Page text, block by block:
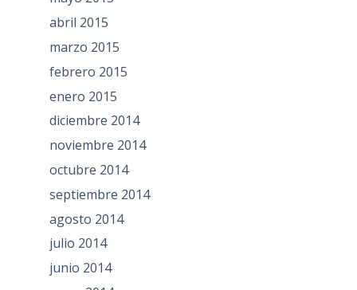
abril 2015
marzo 2015
febrero 2015
enero 2015
diciembre 2014
noviembre 2014
octubre 2014
septiembre 2014
agosto 2014
julio 2014
junio 2014